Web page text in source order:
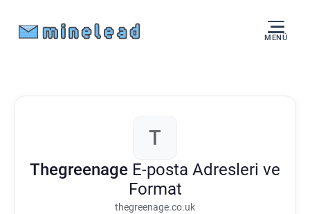
MENÜ
T
Thegreenage E-posta Adresleri ve
Format
thegreenage.co.uk